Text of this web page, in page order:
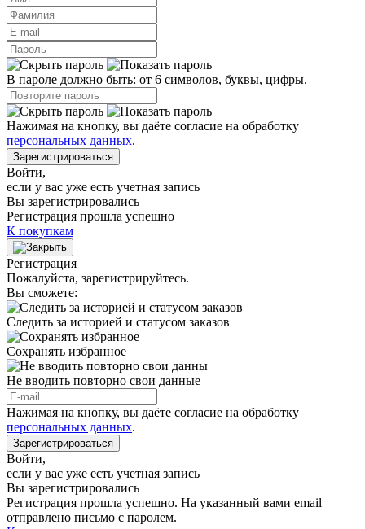
В пароле должно быть: от 6 символов, буквы, цифры.
Нажимая на кнопку, вы даёте согласие на обработку
персональных данных.
Зарегистрироваться
Войти,
если у вас уже есть учетная запись
Вы зарегистрировались
Регистрация прошла успешно
К покупкам
Регистрация
Пожалуйста, зарегистрируйтесь.
Вы сможете:
Следить за историей и статусом заказов
Сохранять избранное
Не вводить повторно свои данные
Нажимая на кнопку, вы даёте согласие на обработку
персональных данных.
Зарегистрироваться
Войти,
если у вас уже есть учетная запись
Вы зарегистрировались
Регистрация прошла успешно. На указанный вами email
отправлено письмо с паролем.